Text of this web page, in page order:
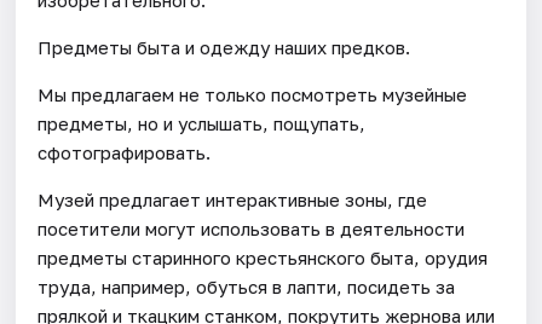
Предметы быта и одежду наших предков.
Мы предлагаем не только посмотреть музейные
предметы, но и услышать, пощупать,
сфотографировать.
Музей предлагает интерактивные зоны, где
посетители могут использовать в деятельности
предметы старинного крестьянского быта, орудия
труда, например, обуться в лапти, посидеть за
прялкой и ткацким станком, покрутить жернова или